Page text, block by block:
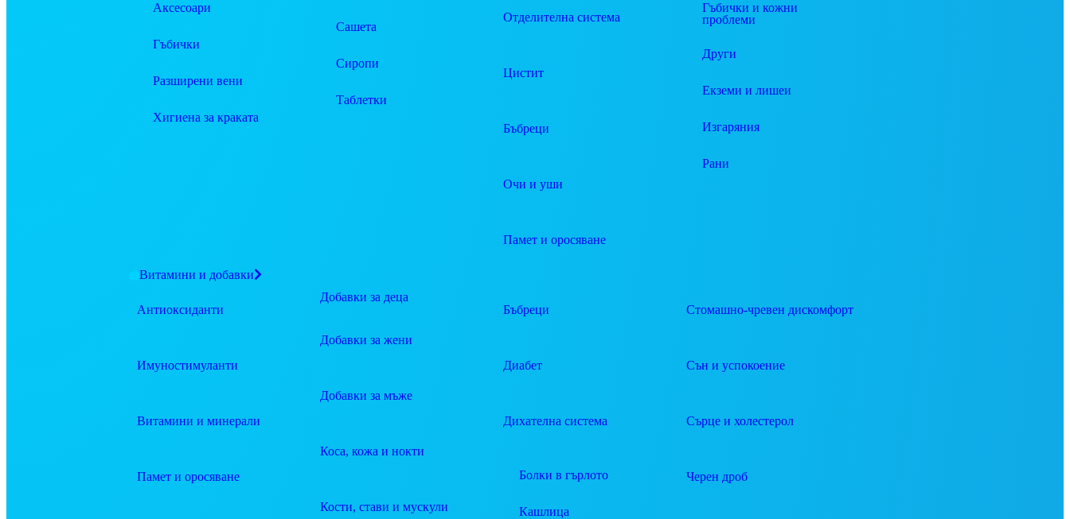
Аксесоари
Гъбички
Разширени вени
Хигиена за краката
Сашета
Сиропи
Таблетки
Отделителна система
Цистит
Бъбреци
Очи и уши
Памет и оросяване
Гъбички и кожни
проблеми
Други
Екземи и лишеи
Изгаряния
Рани
Витамини и добавки
Антиоксиданти
Имуностимуланти
Витамини и минерали
Памет и оросяване
Добавки за деца
Добавки за жени
Добавки за мъже
Коса, кожа и нокти
Кости, стави и мускули
Бъбреци
Диабет
Дихателна система
Болки в гърлото
Кашлица
Стомашно-чревен дискомфорт
Сън и успокоение
Сърце и холестерол
Черен дроб